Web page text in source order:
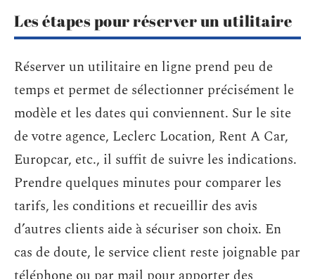
Les étapes pour réserver un utilitaire
Réserver un utilitaire en ligne prend peu de
temps et permet de sélectionner précisément le
modèle et les dates qui conviennent. Sur le site
de votre agence, Leclerc Location, Rent A Car,
Europcar, etc., il suffit de suivre les indications.
Prendre quelques minutes pour comparer les
tarifs, les conditions et recueillir des avis
d’autres clients aide à sécuriser son choix. En
cas de doute, le service client reste joignable par